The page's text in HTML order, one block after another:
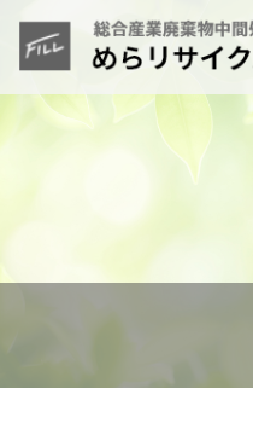
ホーム
サービスについて